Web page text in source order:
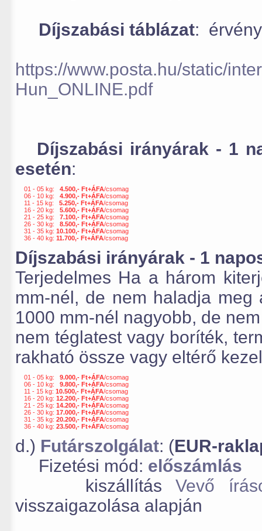
Díjszabási táblázat:
https://www.posta.hu/static/
Hun_ONLINE.pdf
Díjszabási irányárak - 1
esetén:
01 - 05 kg: 4.500,- Ft+ÁFA/csomag
06 - 10 kg: 4.900,- Ft+ÁFA/csomag
11 - 15 kg: 5.250,- Ft+ÁFA/csomag
16 - 20 kg: 5.600,- Ft+ÁFA/csomag
21 - 25 kg: 7.100,- Ft+ÁFA/csomag
26 - 30 kg: 8.500,- Ft+ÁFA/csomag
31 - 35 kg: 10.100,- Ft+ÁFA/csomag
36 - 40 kg: 11.700,- Ft+ÁFA/csomag
Díjszabási irányárak - 1
Terjedelmes Ha a három
mm-nél, de nem haladja
1000 mm-nél nagyobb, de
nem téglatest vagy boríték,
rakható össze vagy eltérő
01 - 05 kg: 9.000,- Ft+ÁFA/csomag
06 - 10 kg: 9.800,- Ft+ÁFA/csomag
11 - 15 kg: 10.500,- Ft+ÁFA/csomag
16 - 20 kg: 12.200,- Ft+ÁFA/csomag
21 - 25 kg: 14.200,- Ft+ÁFA/csomag
26 - 30 kg: 17.000,- Ft+ÁFA/csomag
31 - 35 kg: 20.200,- Ft+ÁFA/csomag
36 - 40 kg: 23.500,- Ft+ÁFA/csomag
d.) Futárszolgálat: (EUR-
Fizetési mód: előszámlás
kiszállításVevő
visszaigazolása alapján